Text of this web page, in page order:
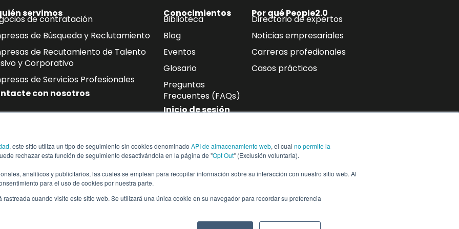
, este sitio utiliza un tipo de seguimiento sin cookies denominado API de almacenamiento web, el cual no permite la
rechazar esta función de seguimiento desactivándola en la página de "Opt Out" (Exclusión voluntaria).
analíticos y publicitarios, las cuales se emplean para recopilar información sobre su interacción con nuestro sitio web. Al
para el uso de cookies por nuestra parte.
rastreada cuando visite este sitio web. Se utilizará una única cookie en su navegador para recordar su preferencia
servimos
de contratación
de Búsqueda y Reclutamiento
de Recutamiento de Talento
y Corporativo
de Servicios Profesionales
con nosotros
Conocimientos
Biblioteca
Blog
Eventos
Glosario
Preguntas
Frecuentes (FAQs)
Inicio de sesión
Por qué People2.0
Directorio de expertos
Noticias empresariales
Carreras profedionales
Casos prácticos
correo electrónico las últimas novedades sobre mano de obra,
del sector.
Suscríbase a